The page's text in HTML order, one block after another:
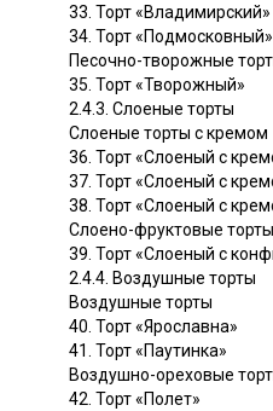
33. Торт «Владимирский»
34. Торт «Подмосковный»
Песочно-творожные
35. Торт «Творожный»
2.4.3. Слоеные торты
Слоеные торты с кремом
36. Торт «Слоеный с
37. Торт «Слоеный с
38. Торт «Слоеный с
Слоено-фруктовые торты
39. Торт «Слоеный с
2.4.4. Воздушные торты
Воздушные торты
40. Торт «Ярославна»
41. Торт «Паутинка»
Воздушно-ореховые
42. Торт «Полет»